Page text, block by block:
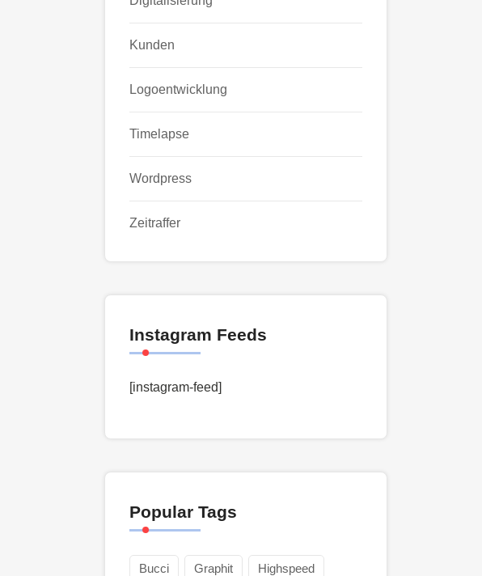
Kunden
Logoentwicklung
Timelapse
Wordpress
Zeitraffer
Instagram Feeds
[instagram-feed]
Popular Tags
Bucci Graphit Highspeed